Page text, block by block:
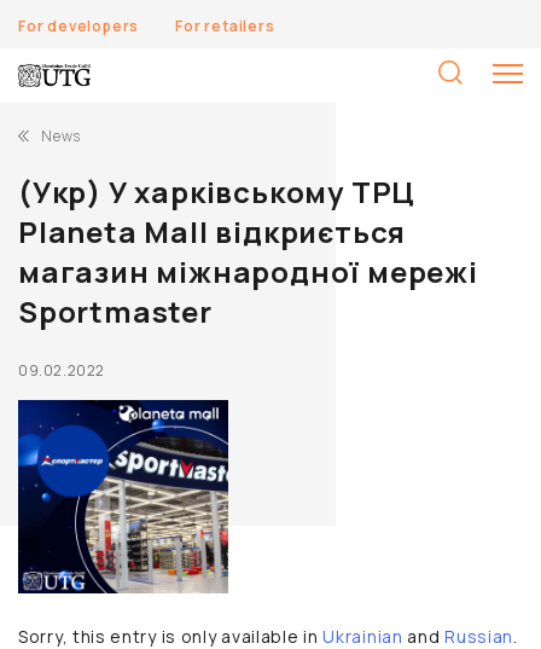
For developers For retailers
News
(Укр) У харківському ТРЦ
Planeta Mall відкриється
магазин міжнародної мережі
Sportmaster
09.02.2022
Sorry, this entry is only available inUkrainian andRussian.